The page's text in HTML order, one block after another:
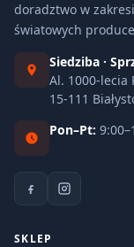
doradztwo w
światowych
Siedziba ·
Al. 1000-lecia
15-111
Pon–Pt:
SKLEP